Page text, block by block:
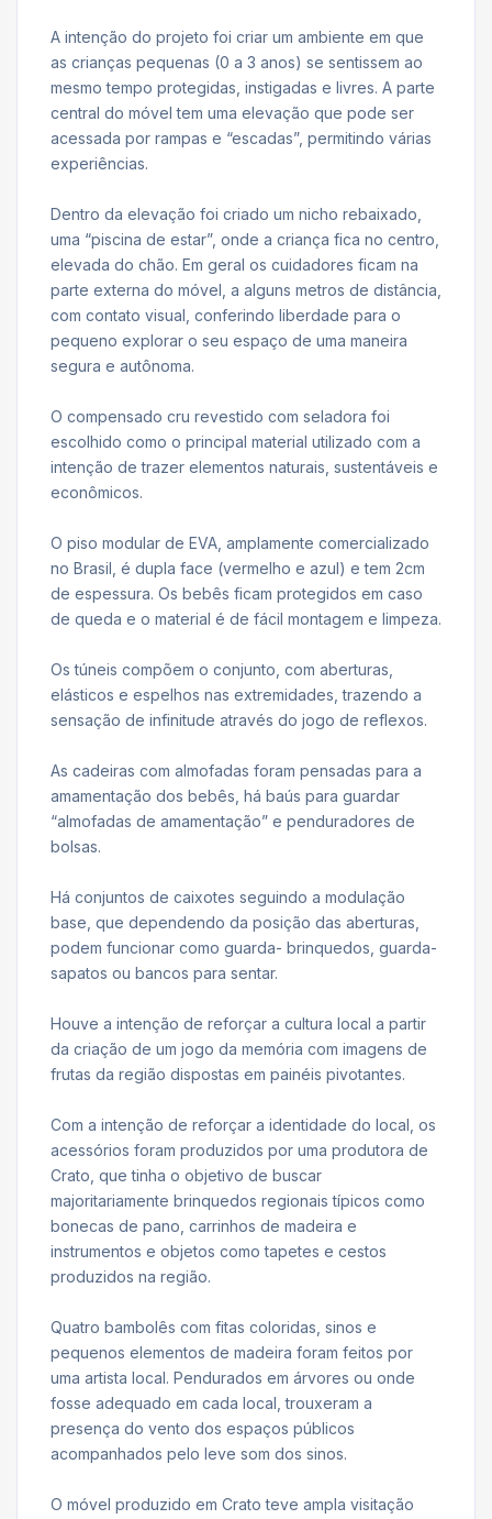
A intenção do projeto foi criar um ambiente em que
as crianças pequenas (0 a 3 anos) se sentissem ao
mesmo tempo protegidas, instigadas e livres. A parte
central do móvel tem uma elevação que pode ser
acessada por rampas e “escadas”, permitindo várias
experiências.
Dentro da elevação foi criado um nicho rebaixado,
uma “piscina de estar”, onde a criança fica no centro,
elevada do chão. Em geral os cuidadores ficam na
parte externa do móvel, a alguns metros de distância,
com contato visual, conferindo liberdade para o
pequeno explorar o seu espaço de uma maneira
segura e autônoma.
O compensado cru revestido com seladora foi
escolhido como o principal material utilizado com a
intenção de trazer elementos naturais, sustentáveis e
econômicos.
O piso modular de EVA, amplamente comercializado
no Brasil, é dupla face (vermelho e azul) e tem 2cm
de espessura. Os bebês ficam protegidos em caso
de queda e o material é de fácil montagem e limpeza.
Os túneis compõem o conjunto, com aberturas,
elásticos e espelhos nas extremidades, trazendo a
sensação de infinitude através do jogo de reflexos.
As cadeiras com almofadas foram pensadas para a
amamentação dos bebês, há baús para guardar
“almofadas de amamentação” e penduradores de
bolsas.
Há conjuntos de caixotes seguindo a modulação
base, que dependendo da posição das aberturas,
podem funcionar como guarda- brinquedos, guarda-
sapatos ou bancos para sentar.
Houve a intenção de reforçar a cultura local a partir
da criação de um jogo da memória com imagens de
frutas da região dispostas em painéis pivotantes.
Com a intenção de reforçar a identidade do local, os
acessórios foram produzidos por uma produtora de
Crato, que tinha o objetivo de buscar
majoritariamente brinquedos regionais típicos como
bonecas de pano, carrinhos de madeira e
instrumentos e objetos como tapetes e cestos
produzidos na região.
Quatro bambolês com fitas coloridas, sinos e
pequenos elementos de madeira foram feitos por
uma artista local. Pendurados em árvores ou onde
fosse adequado em cada local, trouxeram a
presença do vento dos espaços públicos
acompanhados pelo leve som dos sinos.
O móvel produzido em Crato teve ampla visitação